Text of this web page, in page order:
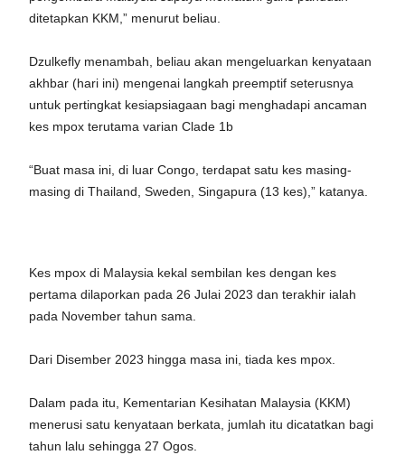
ditetapkan KKM,” menurut beliau.
Dzulkefly menambah, beliau akan mengeluarkan kenyataan
akhbar (hari ini) mengenai langkah preemptif seterusnya
untuk pertingkat kesiapsiagaan bagi menghadapi ancaman
kes mpox terutama varian Clade 1b
“Buat masa ini, di luar Congo, terdapat satu kes masing-
masing di Thailand, Sweden, Singapura (13 kes),” katanya.
Kes mpox di Malaysia kekal sembilan kes dengan kes
pertama dilaporkan pada 26 Julai 2023 dan terakhir ialah
pada November tahun sama.
Dari Disember 2023 hingga masa ini, tiada kes mpox.
Dalam pada itu, Kementarian Kesihatan Malaysia (KKM)
menerusi satu kenyataan berkata, jumlah itu dicatatkan bagi
tahun lalu sehingga 27 Ogos.